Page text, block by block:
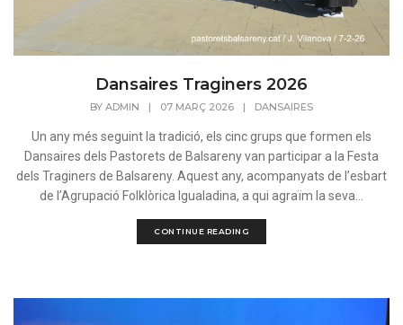
Dansaires Traginers 2026
BY ADMIN | 07 MARÇ 2026 | DANSAIRES
Un any més seguint la tradició, els cinc grups que formen els
Dansaires dels Pastorets de Balsareny van participar a la Festa
dels Traginers de Balsareny. Aquest any, acompanyats de l’esbart
de l’Agrupació Folklòrica Igualadina, a qui agraïm la seva...
CONTINUE READING